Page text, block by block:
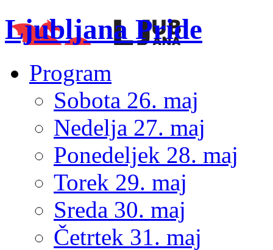
Ljubljana Pride
Program
Sobota 26. maj
Nedelja 27. maj
Ponedeljek 28. maj
Torek 29. maj
Sreda 30. maj
Četrtek 31. maj